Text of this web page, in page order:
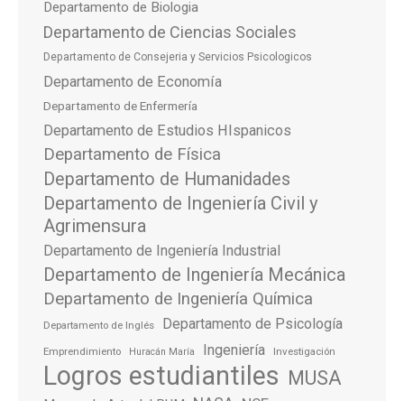
Departamento de Biologia
Departamento de Ciencias Sociales
Departamento de Consejeria y Servicios Psicologicos
Departamento de Economía
Departamento de Enfermería
Departamento de Estudios HIspanicos
Departamento de Física
Departamento de Humanidades
Departamento de Ingeniería Civil y
Agrimensura
Departamento de Ingeniería Industrial
Departamento de Ingeniería Mecánica
Departamento de Ingeniería Química
Departamento de Inglés Departamento de Psicología
Emprendimiento Huracán María Ingeniería Investigación
Logros estudiantiles MUSA